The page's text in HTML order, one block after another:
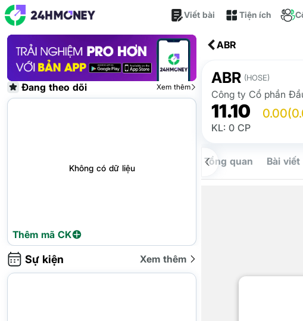
Viết bài Tiện ích
Đang theo dõi Xem thêm
Không có dữ liệu
Thêm mã CK
Sự kiện Xem thêm
ABR
ABR (HOSE)
Công ty Cổ phần
11.10 0.00
KL: 0 CP
Tổng quan Bài viết